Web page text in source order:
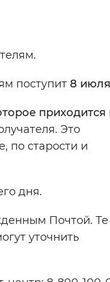
поступит 8 июля
приходится
Это
по старости и
дня.
Почтой. Те
уточнить